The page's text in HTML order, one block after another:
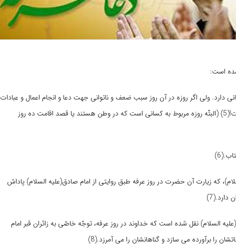
است:
دارد. ولى اگر روزه در آن روز سبب ضعف و ناتوانى جهت دعا و انجام اعمال و عبادات
روز عرفه شود ترک آن بهتر است!(5) (البتّه روزه مربوط به کسانى است که در وطن هستند یا قصد اقامت ده روز
، که زیارت آن حضرت در روز عرفه طبق روایتى از امام صادق(علیه السلام) پاداش
دارد.(7)
(علیه السلام) نقل شده است که خداوند در روز عرفه، توجّه خاصّى به زائران قبر امام
را برآورده مى سازد و گناهانشان را مى آمرزد.(8)